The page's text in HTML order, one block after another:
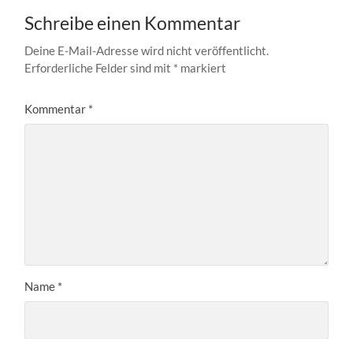
Schreibe einen Kommentar
Deine E-Mail-Adresse wird nicht veröffentlicht.
Erforderliche Felder sind mit * markiert
Kommentar *
Name *